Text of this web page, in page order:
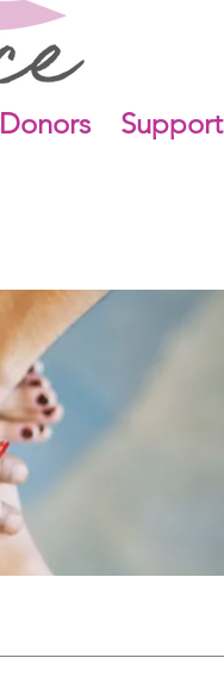
Donors Support